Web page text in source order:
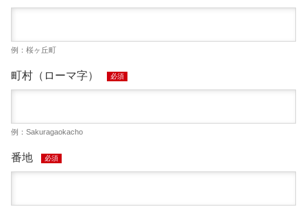
例：桜ヶ丘町
町村（ローマ字） 必須
例：Sakuragaokacho
番地 必須